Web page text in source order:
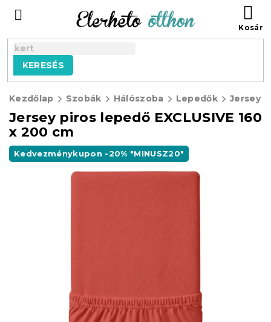
tartalomhoz
KERESÉS
Kezdőlap Szobák Hálószoba Lepedők Jersey
Jersey piros lepedő EXCLUSIVE 160
x 200 cm
Kedvezménykupon -20% "MINUSZ20"